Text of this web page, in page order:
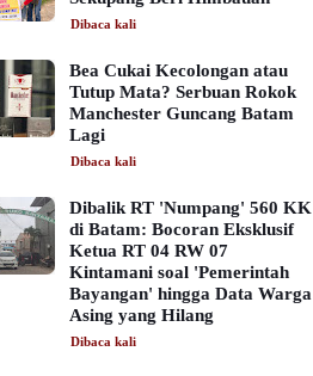
Dibaca kali
Bea Cukai Kecolongan atau
Tutup Mata? Serbuan Rokok
Manchester Guncang Batam
Lagi
Dibaca kali
Dibalik RT 'Numpang' 560 KK
di Batam: Bocoran Eksklusif
Ketua RT 04 RW 07
Kintamani soal 'Pemerintah
Bayangan' hingga Data Warga
Asing yang Hilang
Dibaca kali